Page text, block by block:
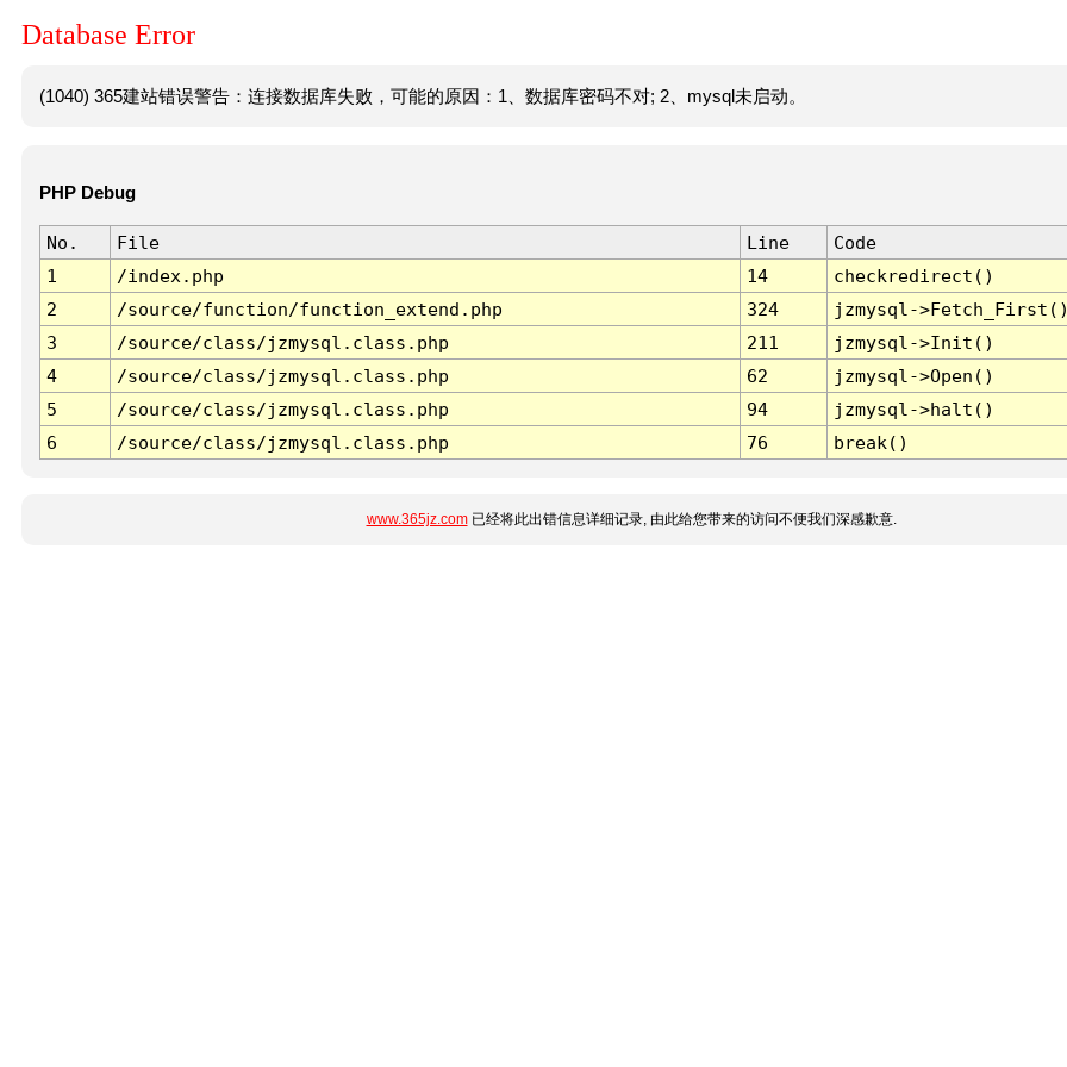
Database Error
(1040) 365建站错误警告：连接数据库失败，可能的原因：1、数据库密码不对; 2、mysql未启动。
PHP Debug
No. File Line
Code
1
/index.php 14
checkredirect()
2
/source/function/function_extend.php 324
jzmysql-
3
/source/class/jzmysql.class.php 211
jzmysql->Init()
4
/source/class/jzmysql.class.php 62
jzmysql->Open()
5
/source/class/jzmysql.class.php 94
jzmysql->halt()
6
/source/class/jzmysql.class.php 76 break()
www.365jz.com已经将此出错信息详细记录, 由此给您带来的访问不便我们深感歉意.